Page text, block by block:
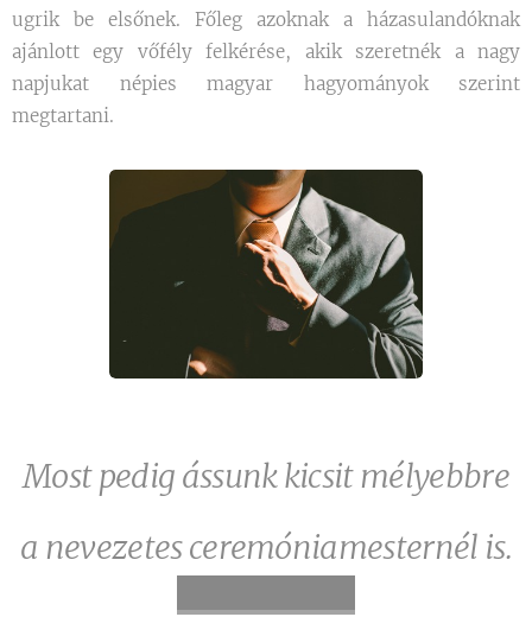
ugrik be elsőnek. Főleg azoknak a házasulandóknak
ajánlott egy vőfély felkérése, akik szeretnék a nagy
napjukat népies magyar hagyományok szerint
megtartani.
Most pedig ássunk kicsit mélyebbre
a nevezetes ceremóniamesternél is.